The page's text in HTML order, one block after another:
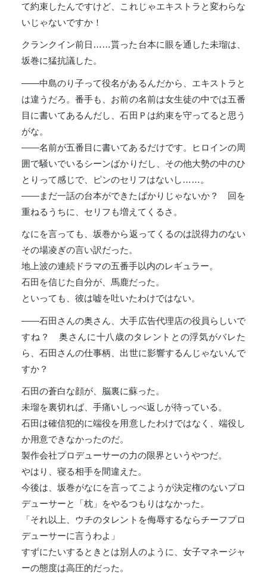
て約束したんですけど、これじゃエキストラと変わらな
いじゃないですか！
クランクイン前日……貰った台本に眼を通した未瑠は、
坂巻に猛抗議した。
――中島のり子って役名があるんだから、エキストラと
は違うだろ。番手も、お前の名前は女生徒の中では五番
目に書いてあるんだし、石田Ｐは約束を守ってると思う
がな。
――名前が五番目に書いてあるだけです。ヒロインの周
囲で騒いでいるシーンばかりだし、その他大勢の中のひ
とりって感じで、ピンのセリフはないし……。
――まだ一話の台本ができたばかりじゃないか？ 回を
重ねるうちに、セリフも増えてくるさ。
なにを言っても、坂巻から返ってくるのは説得力のない
その場凌ぎの言い訳だった。
地上波の連続ドラマの五番手以内のレギュラー。
石田を信じた自分が、馬鹿だった。
といっても、彼は嘘を吐いたわけではない。
――石田さんの奥さん、大手広告代理店の役員らしいで
すね？ 奥さんに十八歳のタレントとの浮気がバレた
ら、石田さんの仕事柄、出世に影響するんじゃないんで
すか？
石田の蒼白な顔が、脳裏に蘇った。
未瑠を裏切れば、手痛いしっぺ返しが待っている。
石田は確信犯的に端役を用意したわけではなく、端役し
か用意できなかったのだ。
製作会社プロデューサーの力の限界というやつだ。
やはり、寝る相手を間違えた。
今後は、坂巻がなにを言ってこようが決定権のないプロ
デューサーと「枕」をやるつもりはなかった。
「それ以上、ウチのタレントを侮辱するならチーフプロ
デューサーに言うわよ」
すずにたいするときとは別人のように、女子マネージャ
ーの態度は高圧的だった。